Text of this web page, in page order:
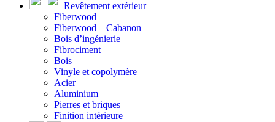
Revêtement extérieur
Fiberwood
Fiberwood – Cabanon
Bois d’ingénierie
Fibrociment
Bois
Vinyle et copolymère
Acier
Aluminium
Pierres et briques
Finition intérieure